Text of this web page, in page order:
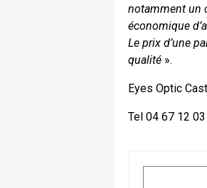
notamment un
économique
Le prix d’une
qualité ».
Eyes Optic
Tel 04 67 12 03